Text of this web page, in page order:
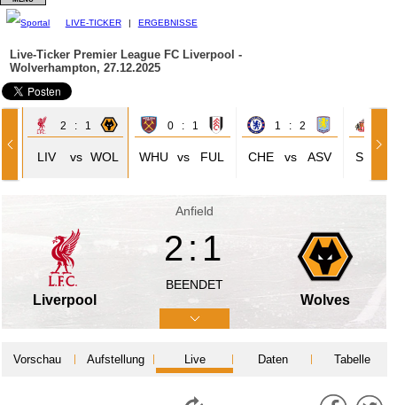
LIVE-TICKER | ERGEBNISSE
Live-Ticker Premier League FC Liverpool -
Wolverhampton, 27.12.2025
2 : 1
LIV vs WOL
0 : 1
WHU vs FUL
1 : 2
CHE vs ASV SUN
Anfield
Liverpool
2:1
BEENDET
Wolves
Vorschau Aufstellung Live Daten Tabelle